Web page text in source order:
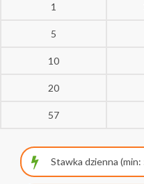
1
5
10
20
57